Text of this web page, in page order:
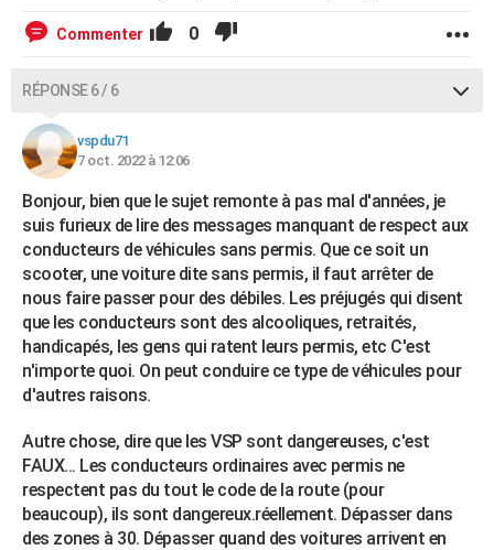
Commenter 0
RÉPONSE 6 / 6
vspdu71
7 oct. 2022 à 12:06
Bonjour, bien que le sujet remonte à pas mal d'années, je
suis furieux de lire des messages manquant de respect aux
conducteurs de véhicules sans permis. Que ce soit un
scooter, une voiture dite sans permis, il faut arrêter de
nous faire passer pour des débiles. Les préjugés qui disent
que les conducteurs sont des alcooliques, retraités,
handicapés, les gens qui ratent leurs permis, etc C'est
n'importe quoi. On peut conduire ce type de véhicules pour
d'autres raisons.
Autre chose, dire que les VSP sont dangereuses, c'est
FAUX... Les conducteurs ordinaires avec permis ne
respectent pas du tout le code de la route (pour
beaucoup), ils sont dangereux.réellement. Dépasser dans
des zones à 30. Dépasser quand des voitures arrivent en